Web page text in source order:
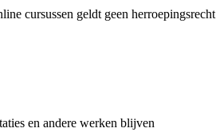
cursussen geldt geen herroepingsrecht
en andere werken blijven